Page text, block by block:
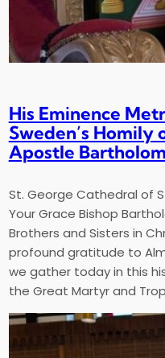
His Eminence
Sweden’s Homily
Apostle
St. George Cathedral of
Your Grace Bishop
Brothers and Sisters in
profound gratitude to
we gather today in this
the Great Martyr and